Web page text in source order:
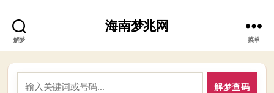
解梦
海南梦兆网
菜单
解梦查码